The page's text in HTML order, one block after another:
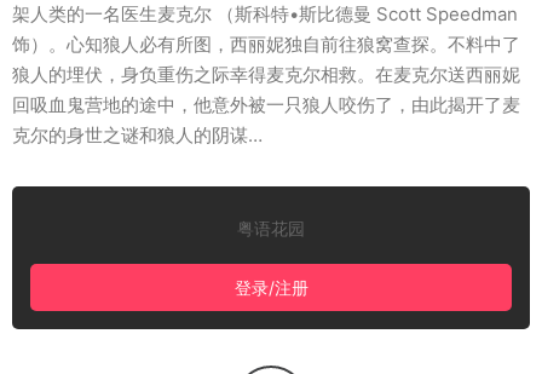
架人类的一名医生麦克尔 （斯科特•斯比德曼 Scott Speedman
饰）。心知狼人必有所图，西丽妮独自前往狼窝查探。不料中了
狼人的埋伏，身负重伤之际幸得麦克尔相救。在麦克尔送西丽妮
回吸血鬼营地的途中，他意外被一只狼人咬伤了，由此揭开了麦
克尔的身世之谜和狼人的阴谋…
粤语花园
登录/注册